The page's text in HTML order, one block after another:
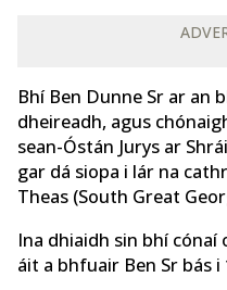
Bhí Ben Dunne Sr ar an
dheireadh, agus
sean-Óstán Jurys ar
gar dá siopa i lár na
Theas (South Great
Ina dhiaidh sin bhí
áit a bhfuair Ben Sr bás i